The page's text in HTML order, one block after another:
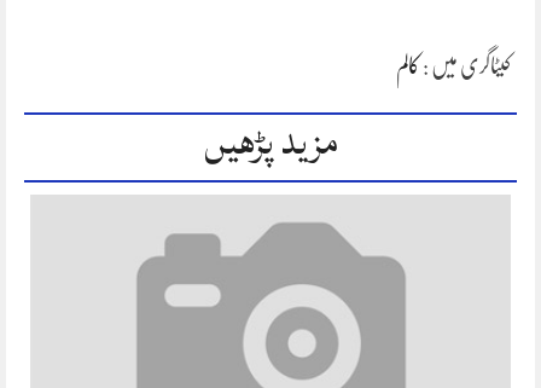
کیٹاگری میں : کالم
مزید پڑھیں